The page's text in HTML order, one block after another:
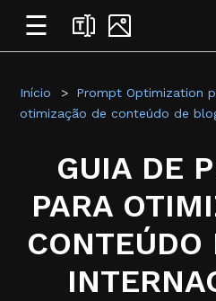
☰
Início Prompt Optimization
otimização de conteúdo de
GUIA DE
PARA
CONTEÚDO